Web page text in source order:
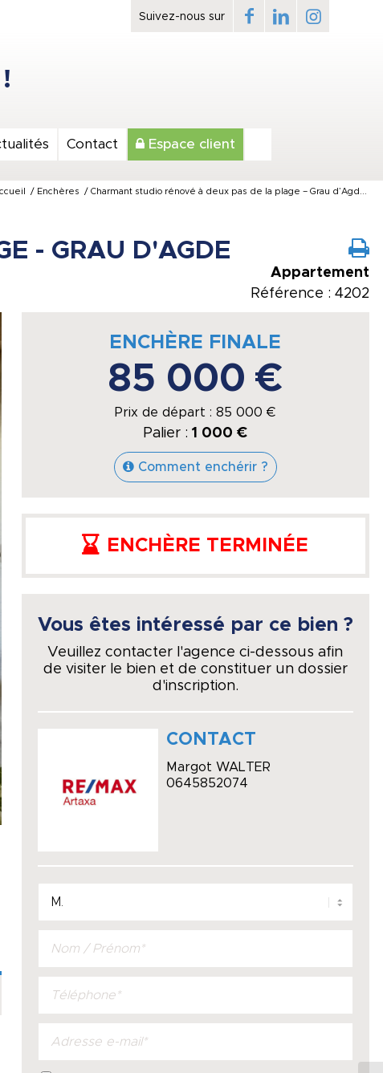
Contact Espace client
/ Enchères / Charmant studio rénové à deux pas de la plage – Grau d’Agd...
- GRAU D'AGDE
Appartement
Référence : 4202
ENCHÈRE FINALE
85 000 €
Prix de départ :85 000 €
Palier :1 000 €
Comment enchérir ?
ENCHÈRE TERMINÉE
Vous êtes intéressé par ce bien ?
Veuillez contacter l'agence ci-dessous afin
de visiter le bien et de constituer un dossier
d'inscription.
CONTACT
Margot WALTER
0645852074